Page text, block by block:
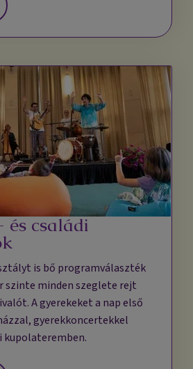
és családi
is bő programválaszték
szinte minden szeglete rejt
A gyerekeket a nap első
gyerekkoncertekkel
kupolateremben.